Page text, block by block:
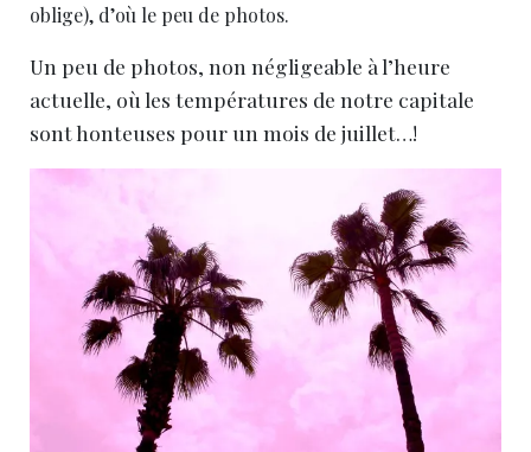
oblige), d’où le peu de photos.
Un peu de photos, non négligeable à l’heure
actuelle, où les températures de notre capitale
sont honteuses pour un mois de juillet…!